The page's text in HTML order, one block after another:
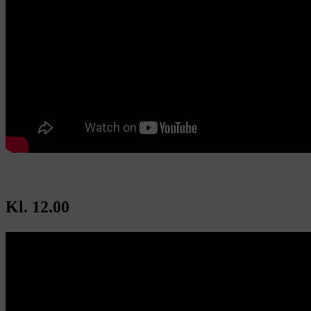
Kl. 12.00